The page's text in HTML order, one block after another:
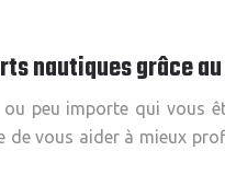
nautiques grâce
ou peu importe qui vous
de vous aider à mieux